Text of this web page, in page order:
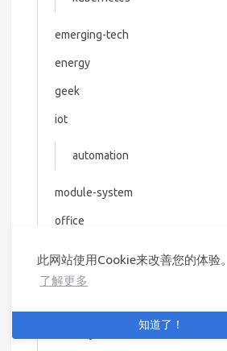
此网站使用Cookie来改善您的体验。
了解更多
知道了！
emerging-tech
energy
geek
iot
automation
module-system
office
remote-scripting